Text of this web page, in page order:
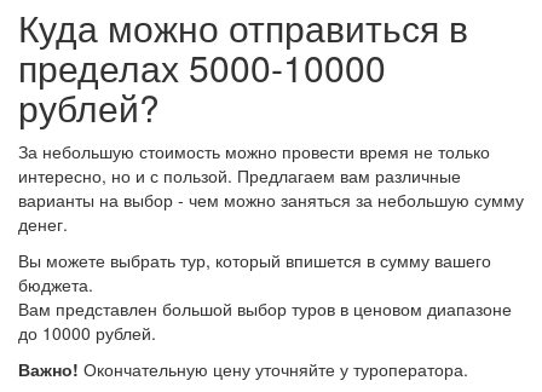
Куда можно отправиться в
пределах 5000-10000
рублей?
За небольшую стоимость можно провести время не только
интересно, но и с пользой. Предлагаем вам различные
варианты на выбор - чем можно заняться за небольшую сумму
денег.
Вы можете выбрать тур, который впишется в сумму вашего
бюджета.
Вам представлен большой выбор туров в ценовом диапазоне
до 10000 рублей.
Важно! Окончательную цену уточняйте у туроператора.